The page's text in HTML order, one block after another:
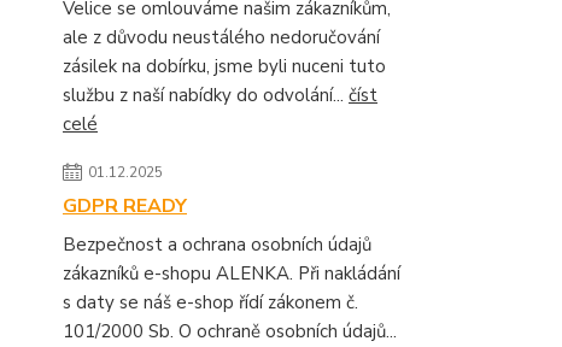
Velice se omlouváme našim zákazníkům,
ale z důvodu neustálého nedoručování
zásilek na dobírku, jsme byli nuceni tuto
službu z naší nabídky do odvolání... číst
celé
01.12.2025
GDPR READY
Bezpečnost a ochrana osobních údajů
zákazníků e-shopu ALENKA. Při nakládání
s daty se náš e-shop řídí zákonem č.
101/2000 Sb. O ochraně osobních údajů...